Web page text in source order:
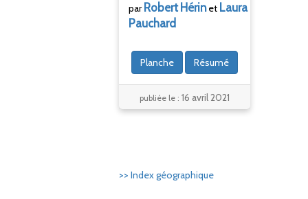
par Robert Hérinet Laura
Pauchard
Planche Résumé
publiée le :16 avril 2021
>> Index géographique